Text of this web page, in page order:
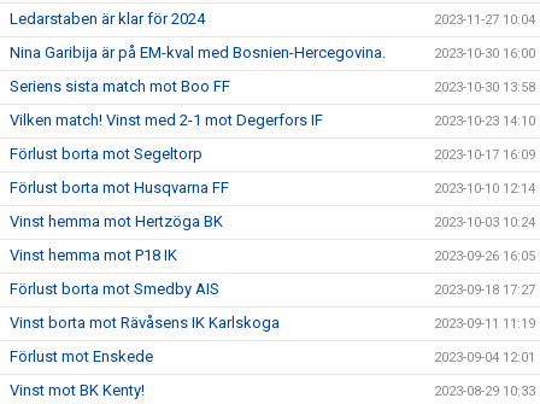
Ledarstaben är klar för 2024 2023-11-27 10:04
Nina Garibija är på EM-kval med Bosnien-Hercegovina. 2023-10-30 16:00
Seriens sista match mot Boo FF 2023-10-30 13:58
Vilken match! Vinst med 2-1 mot Degerfors IF 2023-10-23 14:10
Förlust borta mot Segeltorp 2023-10-17 16:09
Förlust borta mot Husqvarna FF 2023-10-10 12:14
Vinst hemma mot Hertzöga BK 2023-10-03 10:24
Vinst hemma mot P18 IK 2023-09-26 16:05
Förlust borta mot Smedby AIS 2023-09-18 17:27
Vinst borta mot Rävåsens IK Karlskoga 2023-09-11 11:19
Förlust mot Enskede 2023-09-04 12:01
Vinst mot BK Kenty! 2023-08-29 10:33